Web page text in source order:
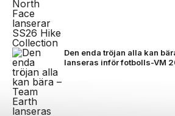
Den enda tröjan alla kan
lanseras inför fotbolls-VM